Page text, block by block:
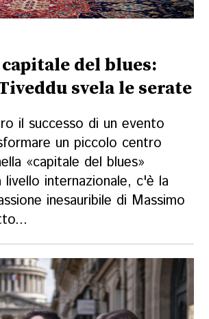
del blues:
svela le serate
il successo di un evento
un piccolo centro
«capitale del blues»
livello internazionale, c'è la
inesauribile di Massimo